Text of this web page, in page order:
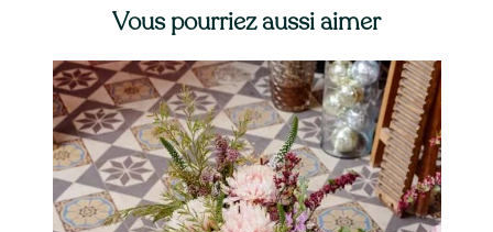
Vous pourriez aussi aimer